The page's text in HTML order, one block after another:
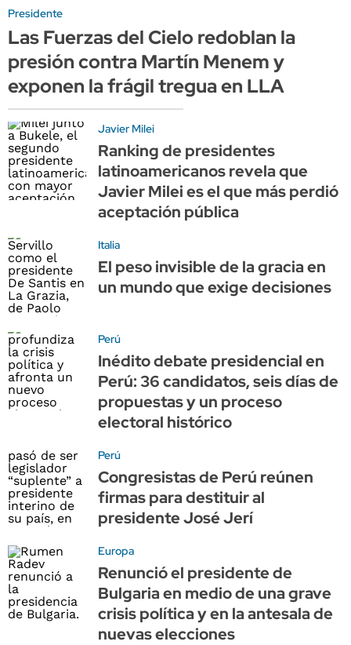
Presidente
Las Fuerzas del Cielo redoblan la
presión contra Martín Menem y
exponen la frágil tregua en LLA
Javier Milei
Ranking de presidentes
latinoamericanos revela que
Javier Milei es el que más perdió
aceptación pública
Italia
El peso invisible de la gracia en
un mundo que exige decisiones
Perú
Inédito debate presidencial en
Perú: 36 candidatos, seis días de
propuestas y un proceso
electoral histórico
Perú
Congresistas de Perú reúnen
firmas para destituir al
presidente José Jerí
Europa
Renunció el presidente de
Bulgaria en medio de una grave
crisis política y en la antesala de
nuevas elecciones